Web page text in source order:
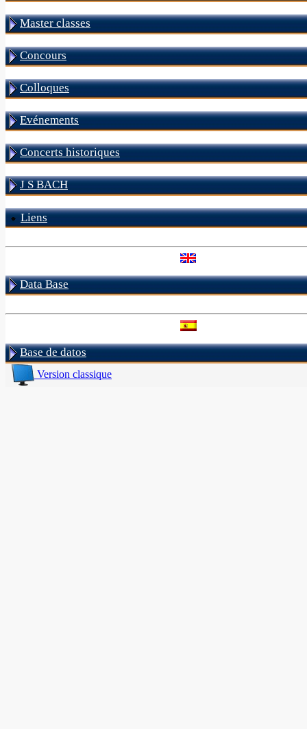
Master classes
Concours
Colloques
Evénements
Concerts historiques
J S BACH
Liens
Data Base
Base de datos
Version classique